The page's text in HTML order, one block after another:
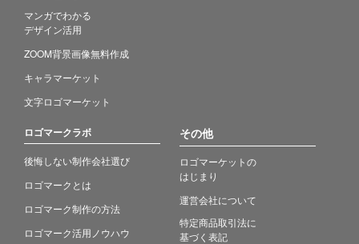
マンガでわかる
デザイン活用
ZOOM背景画像無料作成
キャラマーケット
文字ロゴマーケット
ロゴマークラボ
後悔しない制作会社選び
ロゴマークとは
ロゴマーク制作の方法
ロゴマーク活用ノウハウ
その他
ロゴマーケットの
はじまり
運営会社について
特定商品取引法に
基づく表記